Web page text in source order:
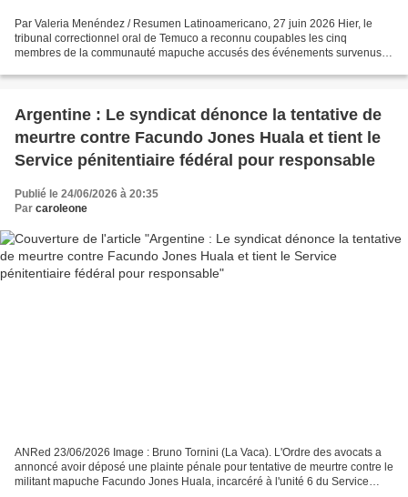
Par Valeria Menéndez / Resumen Latinoamericano, 27 juin 2026 Hier, le
tribunal correctionnel oral de Temuco a reconnu coupables les cinq
membres de la communauté mapuche accusés des événements survenus à
Argentine : Le syndicat dénonce la tentative de
meurtre contre Facundo Jones Huala et tient le
Service pénitentiaire fédéral pour responsable
Publié le 24/06/2026 à 20:35
Par caroleone
ANRed 23/06/2026 Image : Bruno Tornini (La Vaca). L'Ordre des avocats a
annoncé avoir déposé une plainte pénale pour tentative de meurtre contre le
militant mapuche Facundo Jones Huala, incarcéré à l'unité 6 du Service